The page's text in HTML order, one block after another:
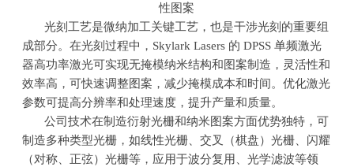
性图案
光刻工艺是微纳加工关键工艺，也是干涉光刻的重要组
成部分。在光刻过程中， Skylark Lasers 的 DPSS单频激光
器高功率激光可实现无掩模纳米结构和图案制造，灵活性和
效率高，可快速调整图案，减少掩模成本和时间。优化激光
参数可提高分辨率和处理速度，提升产量和质量。
公司技术在制造衍射光栅和纳米图案方面优势独特，可
制造多种类型光栅，如线性光栅、交叉（棋盘）光栅、闪耀
（对称、正弦）光栅等，应用于波分复用、光学滤波等领